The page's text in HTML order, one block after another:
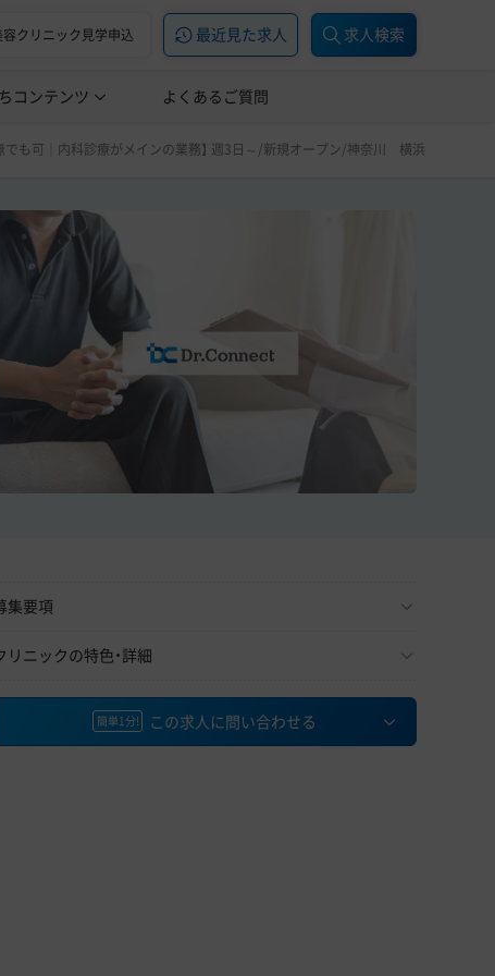
容クリニック見学申込 最近見た求人 求人検索
コンテンツ
美容医療の転職お役立ち記事 美容医療辞典
よくあるご質問
でも可｜内科診療がメインの業務】 週3日～/新規オープン/神奈川 横浜
/新規オープン/神奈川 横浜
集要項
リニックの特色・詳細
簡単1分! この求人に問い合わせる